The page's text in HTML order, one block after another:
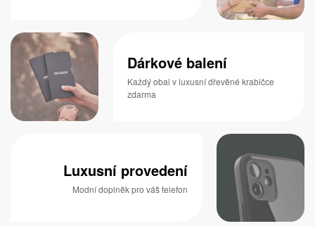
Dárkové balení
Každý obal v luxusní dřevěné krabičce
zdarma
Luxusní provedení
Modní doplněk pro váš telefon